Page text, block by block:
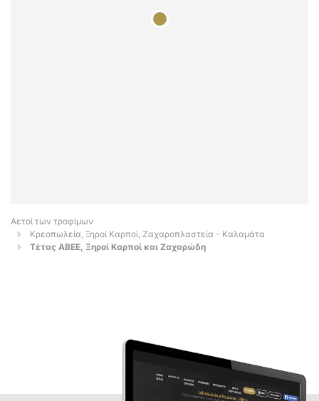
Αετοί των τροφίμων
Κρεοπωλεία, Ξηροί Καρποί, Ζαχαροπλαστεία - Καλαμάτα
Τέτας ΑΒΕΕ, Ξηροί Καρποί και Ζαχαρώδη